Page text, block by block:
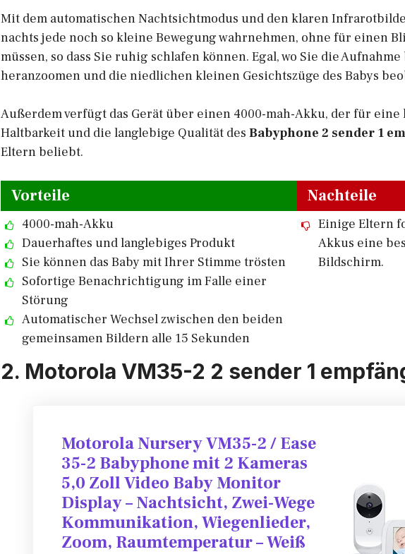
Mit dem automatischen Nachtsichtmodus und den klaren
nachts jede noch so kleine Bewegung wahrnehmen, ohne für einen
müssen, so dass Sie ruhig schlafen können. Egal, wo Sie die
heranzoomen und die niedlichen kleinen Gesichtszüge des Babys
Außerdem verfügt das Gerät über einen 4000-mah-Akku, der für
Haltbarkeit und die langlebige Qualität des Babyphone 2 sender 1
Eltern beliebt.
Vorteile
4000-mah-Akku
Dauerhaftes und langlebiges Produkt
Sie können das Baby mit Ihrer Stimme trösten
Sofortige Benachrichtigung im Falle einer
Störung
Automatischer Wechsel zwischen den beiden
gemeinsamen Bildern alle 15 Sekunden
Nachteile
Einige Eltern
Akkus eine
Bildschirm.
2. Motorola VM35-2 2 sender 1
Motorola Nursery VM35-2 / Ease
35-2 Babyphone mit 2 Kameras
5,0 Zoll Video Baby Monitor
Display – Nachtsicht, Zwei-Wege
Kommunikation, Wiegenlieder,
Zoom, Raumtemperatur – Weiß